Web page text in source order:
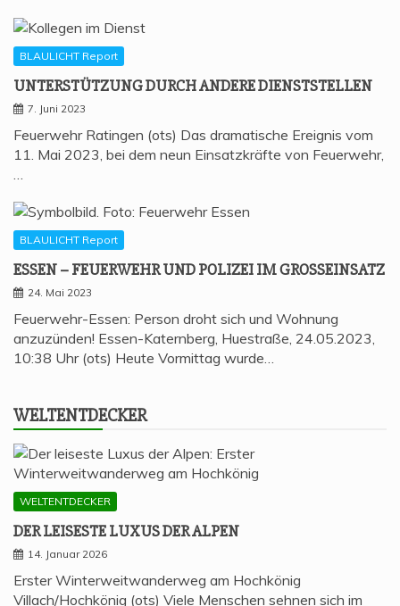
BLAULICHT Report
UNTER­STÜT­ZUNG DURCH ANDE­RE DIENSTSTELLEN
7. Juni 2023
Feuerwehr Ratingen (ots) Das dramatische Ereignis vom
11. Mai 2023, bei dem neun Einsatzkräfte von Feuerwehr,
BLAULICHT Report
ESSEN – FEU­ER­WEHR UND POLI­ZEI IM GROSSEINSATZ
24. Mai 2023
Feuerwehr-Essen: Person droht sich und Wohnung
anzuzünden! Essen-Katernberg, Huestraße, 24.05.2023,
10:38 Uhr (ots) Heute Vormittag wurde…
WELT­ENT­DE­CKER
WELTENTDECKER
DER LEI­SES­TE LUXUS DER ALPEN
14. Januar 2026
Erster Winterweitwanderweg am Hochkönig
Villach/Hochkönig (ots) Viele Menschen sehnen sich im